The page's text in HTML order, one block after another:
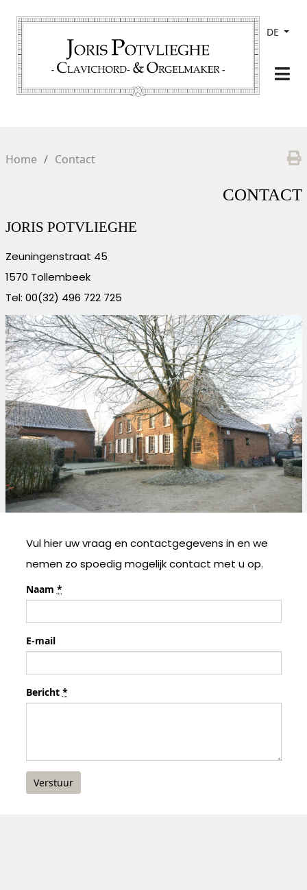
DE
Home Contact
CONTACT
JORIS POTVLIEGHE
Zeuningenstraat 45
1570 Tollembeek
Tel: 00(32) 496 722 725
Vul hier uw vraag en contactgegevens in en we
nemen zo spoedig mogelijk contact met u op.
Naam *
E-mail
Bericht *